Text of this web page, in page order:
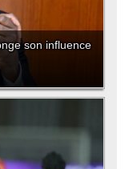
son influence